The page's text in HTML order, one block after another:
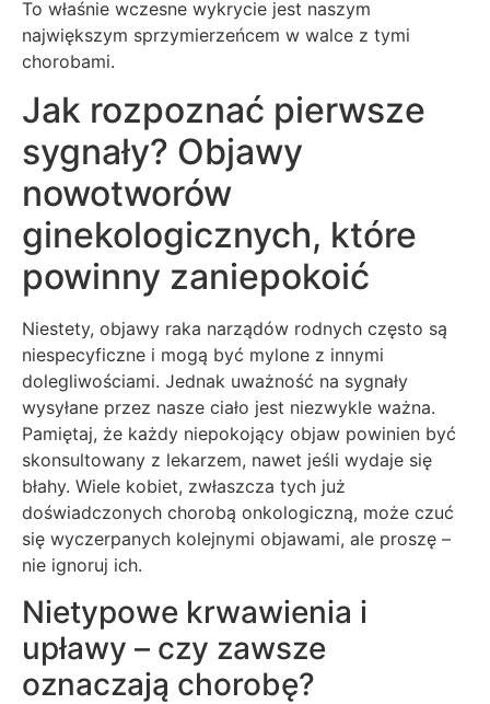
To właśnie wczesne wykrycie jest naszym
największym sprzymierzeńcem w walce z tymi
chorobami.
Jak rozpoznać pierwsze
sygnały? Objawy
nowotworów
ginekologicznych, które
powinny zaniepokoić
Niestety, objawy raka narządów rodnych często są
niespecyficzne i mogą być mylone z innymi
dolegliwościami. Jednak uważność na sygnały
wysyłane przez nasze ciało jest niezwykle ważna.
Pamiętaj, że każdy niepokojący objaw powinien być
skonsultowany z lekarzem, nawet jeśli wydaje się
błahy. Wiele kobiet, zwłaszcza tych już
doświadczonych chorobą onkologiczną, może czuć
się wyczerpanych kolejnymi objawami, ale proszę –
nie ignoruj ich.
Nietypowe krwawienia i
upławy – czy zawsze
oznaczają chorobę?